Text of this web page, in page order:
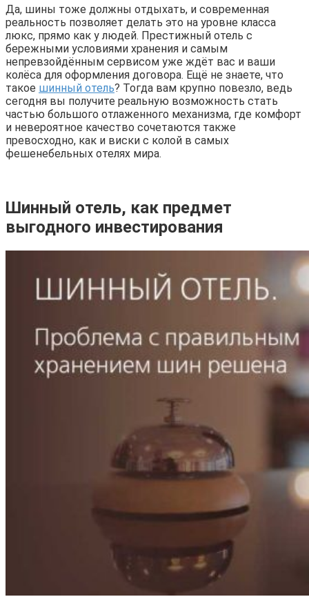
Да, шины тоже должны отдыхать, и современная
реальность позволяет делать это на уровне класса
люкс, прямо как у людей. Престижный отель с
бережными условиями хранения и самым
непревзойдённым сервисом уже ждёт вас и ваши
колёса для оформления договора. Ещё не знаете, что
такое шинный отель? Тогда вам крупно повезло, ведь
сегодня вы получите реальную возможность стать
частью большого отлаженного механизма, где комфорт
и невероятное качество сочетаются также
превосходно, как и виски с колой в самых
фешенебельных отелях мира.
Шинный отель, как предмет
выгодного инвестирования